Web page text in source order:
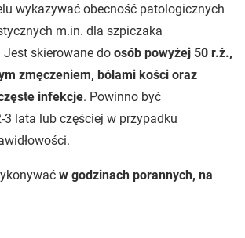
wykazywać obecność patologicznych
m.in. dla szpiczaka
skierowane do osób powyżej 50 r.ż.,
zmęczeniem, bólami kości oraz
infekcje. Powinno być
3 lata lub częściej w przypadku
w godzinach porannych, na